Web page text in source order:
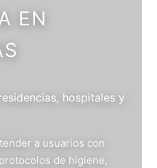
EN
hospitales y
a usuarios con
de higiene,